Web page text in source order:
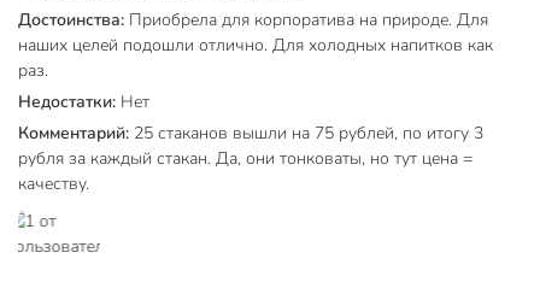
Достоинства: Приобрела для корпоратива на природе. Для
наших целей подошли отлично. Для холодных напитков как
раз.
Недостатки: Нет
Комментарий: 25 стаканов вышли на 75 рублей, по итогу 3
рубля за каждый стакан. Да, они тонковаты, но тут цена =
качеству.